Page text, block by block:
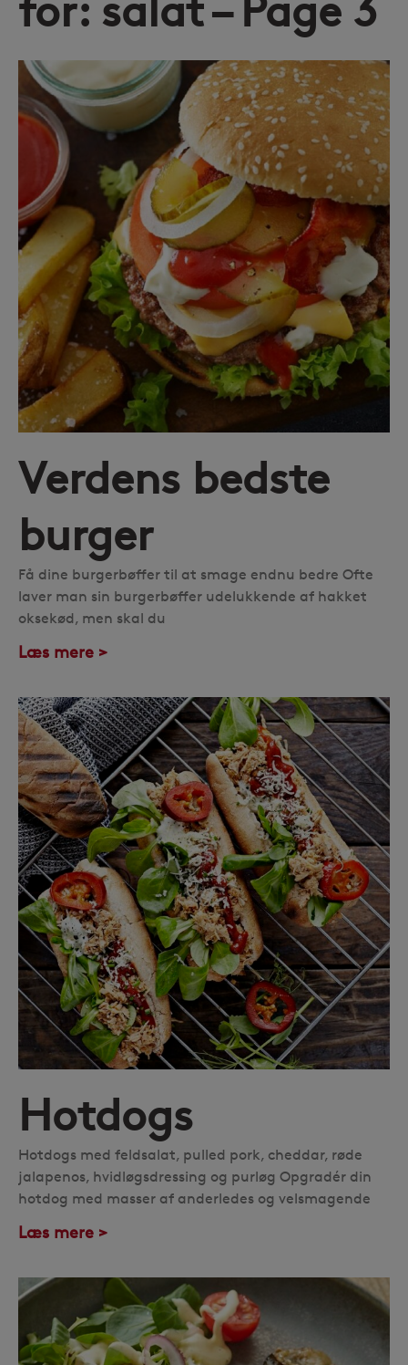
for: salat – Page 3
Verdens bedste
burger
Få dine burgerbøffer til at smage endnu bedre Ofte
laver man sin burgerbøffer udelukkende af hakket
oksekød, men skal du
Læs mere >
Hotdogs
Hotdogs med feldsalat, pulled pork, cheddar, røde
jalapenos, hvidløgsdressing og purløg Opgradér din
hotdog med masser af anderledes og velsmagende
Læs mere >
Page
PagePage